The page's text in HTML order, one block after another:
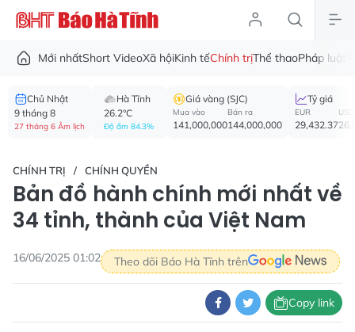
Mới nhấtShort VideoXã hộiKinh tếChính trịThể thaoPháp luật
Chủ Nhật
9 tháng 8
27 tháng 6 Âm lịch
Hà Tĩnh
26.2°C
Độ ẩm 84.3%
Giá vàng (SJC)
Mua vào
141,000,000
Bán ra
144,000,000
Tỷ giá
EUR
29,432.37
USD
CHÍNH TRỊ CHÍNH QUYỀN
Bản đồ hành chính mới nhất về
34 tỉnh, thành của Việt Nam
16/06/2025 01:02 Theo dõi Báo Hà Tĩnh trên
Copy link